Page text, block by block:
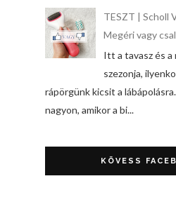
TESZT | Scholl
Megéri vagy
Itt a tavasz és
szezonja,
rápörgünk kicsit a
nagyon, amikor a bi...
KÖVESS